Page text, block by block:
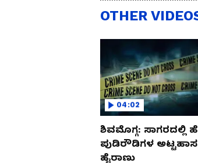
OTHER
04:02
ಶಿವಮೊಗ್ಗ: ಸಾಗರದಲ್ಲಿ
ಪುಡಿರೌಡಿಗಳ
ಹೈರಾಣು